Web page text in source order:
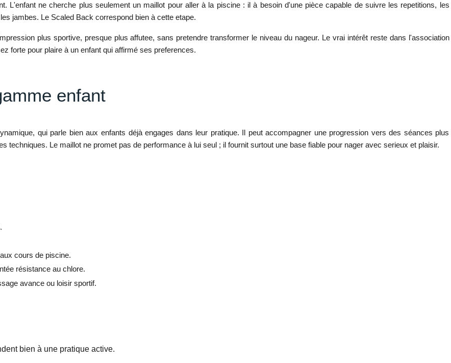
L'enfant ne cherche plus seulement un maillot pour aller à la piscine : il à besoin d'une pièce capable de suivre les repetitions, les
jambes. Le Scaled Back correspond bien à cette etape.
plus sportive, presque plus affutee, sans pretendre transformer le niveau du nageur. Le vrai intérêt reste dans l'association
forte pour plaire à un enfant qui affirmé ses preferences.
enfant
qui parle bien aux enfants déjà engages dans leur pratique. Il peut accompagner une progression vers des séances plus
Le maillot ne promet pas de performance à lui seul ; il fournit surtout une base fiable pour nager avec serieux et plaisir.
cours de piscine.
résistance au chlore.
avance ou loisir sportif.
bien à une pratique active.